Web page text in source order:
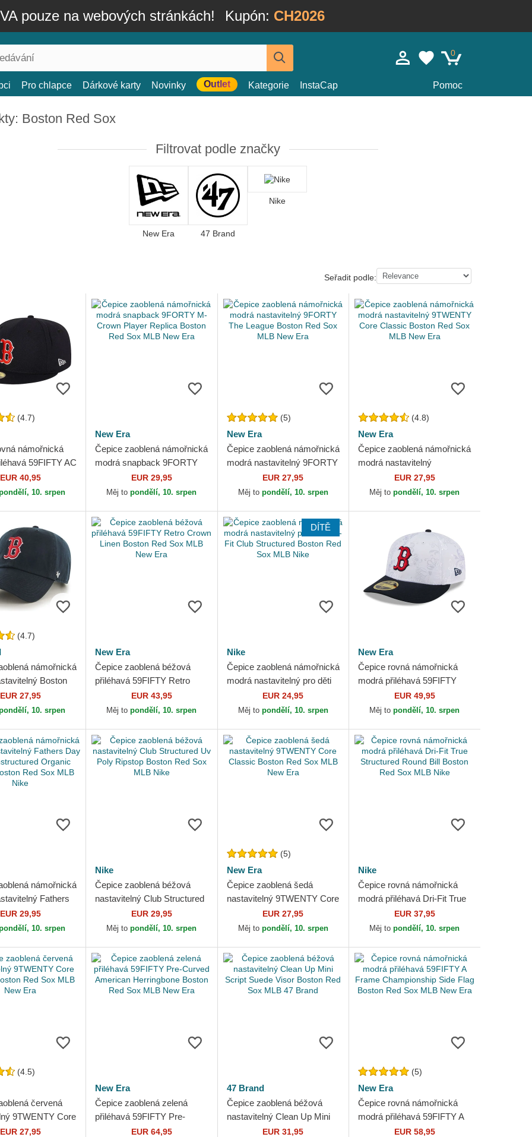
pouze na webových stránkách! Kupón: CH2026
0
Pro chlapce Dárkové karty Novinky Outlet Kategorie InstaCap Pomoc
Boston Red Sox
Filtrovat podle značky
New Era 47 Brand
Nike
Seřadit podle:
(4.7)
námořnická
59FIFTY AC
Red Sox MLB
EUR 40,95
10. srpen
New Era
Čepice zaoblená námořnická
modrá snapback 9FORTY
M-Crown Player Replica
Boston Red Sox MLB New
EUR 29,95
Měj topondělí, 10. srpen
(5)
New Era
Čepice zaoblená námořnická
modrá nastavitelný 9FORTY
The League Boston Red Sox
MLB New Era
EUR 27,95
Měj to pondělí, 10. srpen
(4.8)
New Era
Čepice zaoblená námořnická
modrá nastavitelný
9TWENTY Core Classic
Boston Red Sox MLB New
EUR 27,95
Měj topondělí, 10. srpen
(4.7)
námořnická
Boston
47 Brand
EUR 27,95
10. srpen
New Era
Čepice zaoblená béžová
přiléhavá 59FIFTY Retro
Crown Linen Boston Red
Sox MLB New Era
EUR 43,95
Měj topondělí, 10. srpen
DÍTĚ
Nike
Čepice zaoblená námořnická
modrá nastavitelný pro děti
Dri-Fit Club Structured
Boston Red Sox MLB...
EUR 24,95
Měj to pondělí, 10. srpen
New Era
Čepice rovná námořnická
modrá přiléhavá 59FIFTY
Day Low Profile Boston Red
Sox MLB New Era
EUR 49,95
Měj topondělí, 10. srpen
námořnická
Fathers
Unstructured
Boston...
EUR 29,95
10. srpen
Nike
Čepice zaoblená béžová
nastavitelný Club Structured
Uv Poly Ripstop Boston Red
Sox MLB Nike
EUR 29,95
Měj topondělí, 10. srpen
(5)
New Era
Čepice zaoblená šedá
nastavitelný 9TWENTY Core
Classic Boston Red Sox
MLB New Era
EUR 27,95
Měj to pondělí, 10. srpen
Nike
Čepice rovná námořnická
modrá přiléhavá Dri-Fit True
Structured Round Bill Boston
Red Sox MLB Nike
EUR 37,95
Měj topondělí, 10. srpen
(4.5)
červená
9TWENTY Core
Red Sox
EUR 27,95
New Era
Čepice zaoblená zelená
přiléhavá 59FIFTY Pre-
Curved American
EUR 64,95
47 Brand
Čepice zaoblená béžová
nastavitelný Clean Up Mini
Script Suede Visor Boston
EUR 31,95
(5)
New Era
Čepice rovná námořnická
modrá přiléhavá 59FIFTY A
Frame Championship Side
EUR 58,95